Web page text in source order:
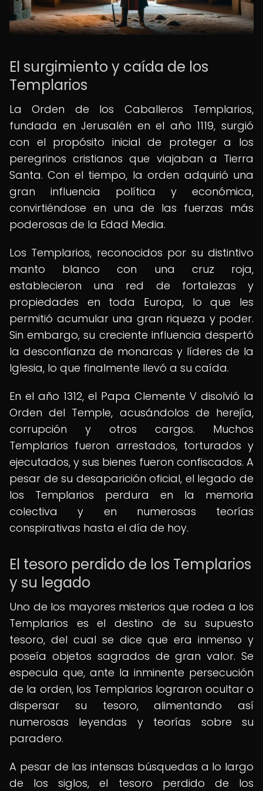
El surgimiento y caída de los
Templarios
La Orden de los Caballeros Templarios,
fundada en Jerusalén en el año 1119, surgió
con el propósito inicial de proteger a los
peregrinos cristianos que viajaban a Tierra
Santa. Con el tiempo, la orden adquirió una
gran influencia política y económica,
convirtiéndose en una de las fuerzas más
poderosas de la Edad Media.
Los Templarios, reconocidos por su distintivo
manto blanco con una cruz roja,
establecieron una red de fortalezas y
propiedades en toda Europa, lo que les
permitió acumular una gran riqueza y poder.
Sin embargo, su creciente influencia despertó
la desconfianza de monarcas y líderes de la
Iglesia, lo que finalmente llevó a su caída.
En el año 1312, el Papa Clemente V disolvió la
Orden del Temple, acusándolos de herejía,
corrupción y otros cargos. Muchos
Templarios fueron arrestados, torturados y
ejecutados, y sus bienes fueron confiscados. A
pesar de su desaparición oficial, el legado de
los Templarios perdura en la memoria
colectiva y en numerosas teorías
conspirativas hasta el día de hoy.
El tesoro perdido de los Templarios
y su legado
Uno de los mayores misterios que rodea a los
Templarios es el destino de su supuesto
tesoro, del cual se dice que era inmenso y
poseía objetos sagrados de gran valor. Se
especula que, ante la inminente persecución
de la orden, los Templarios lograron ocultar o
dispersar su tesoro, alimentando así
numerosas leyendas y teorías sobre su
paradero.
A pesar de las intensas búsquedas a lo largo
de los siglos, el tesoro perdido de los